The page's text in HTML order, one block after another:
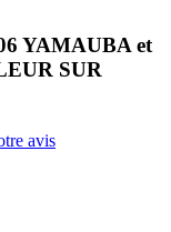
YAMAUBA et
SUR
avis